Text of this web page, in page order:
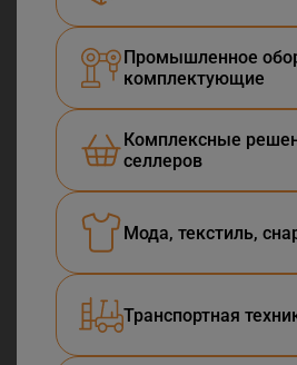
Промышленное
комплектующие
Комплексные
селлеров
Мода, текстиль,
Транспортная